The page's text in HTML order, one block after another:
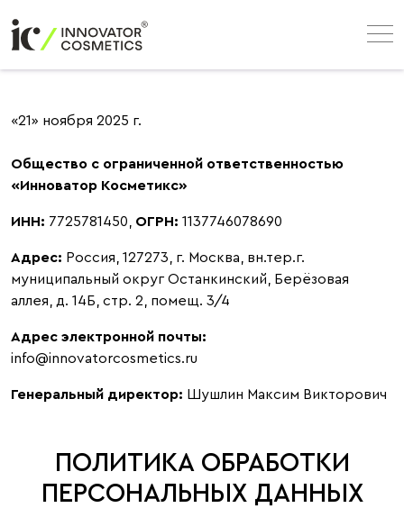
«21» ноября 2025 г.
Общество с ограниченной ответственностью
«Инноватор Косметикс»
ИНН: 7725781450, ОГРН: 1137746078690
Адрес: Россия, 127273, г. Москва, вн.тер.г.
муниципальный округ Останкинский, Берёзовая
аллея, д. 14Б, стр. 2, помещ. 3/4
Адрес электронной почты:
info@innovatorcosmetics.ru
Генеральный директор: Шушлин Максим Викторович
ПОЛИТИКА ОБРАБОТКИ
ПЕРСОНАЛЬНЫХ ДАННЫХ